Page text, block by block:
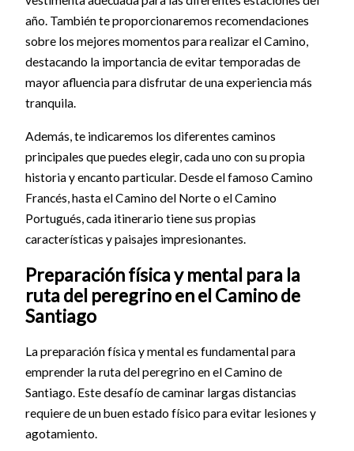
año. También te proporcionaremos recomendaciones
sobre los mejores momentos para realizar el Camino,
destacando la importancia de evitar temporadas de
mayor afluencia para disfrutar de una experiencia más
tranquila.
Además, te indicaremos los diferentes caminos
principales que puedes elegir, cada uno con su propia
historia y encanto particular. Desde el famoso Camino
Francés, hasta el Camino del Norte o el Camino
Portugués, cada itinerario tiene sus propias
características y paisajes impresionantes.
Preparación física y mental para la
ruta del peregrino en el Camino de
Santiago
La preparación física y mental es fundamental para
emprender la ruta del peregrino en el Camino de
Santiago. Este desafío de caminar largas distancias
requiere de un buen estado físico para evitar lesiones y
agotamiento.